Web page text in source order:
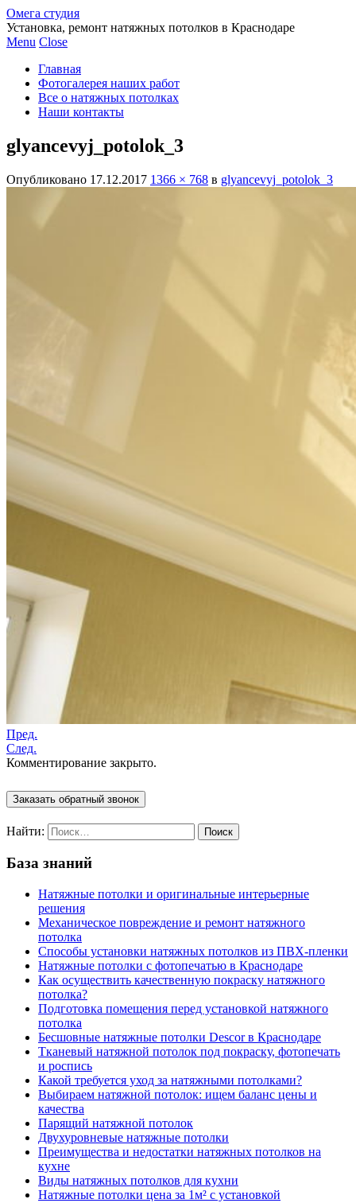
Омега студия
Установка, ремонт натяжных потолков в Краснодаре
Menu Close
Главная
Фотогалерея наших работ
Все о натяжных потолках
Наши контакты
glyancevyj_potolok_3
Опубликовано 17.12.2017 1366 × 768 в glyancevyj_potolok_3
Пред.
След.
Комментирование закрыто.
Заказать обратный звонок
Найти:
База знаний
Натяжные потолки и оригинальные интерьерные
решения
Механическое повреждение и ремонт натяжного
потолка
Способы установки натяжных потолков из ПВХ-пленки
Натяжные потолки с фотопечатью в Краснодаре
Как осуществить качественную покраску натяжного
потолка?
Подготовка помещения перед установкой натяжного
потолка
Бесшовные натяжные потолки Descor в Краснодаре
Тканевый натяжной потолок под покраску, фотопечать
и роспись
Какой требуется уход за натяжными потолками?
Выбираем натяжной потолок: ищем баланс цены и
качества
Парящий натяжной потолок
Двухуровневые натяжные потолки
Преимущества и недостатки натяжных потолков на
кухне
Виды натяжных потолков для кухни
Натяжные потолки цена за 1м² с установкой